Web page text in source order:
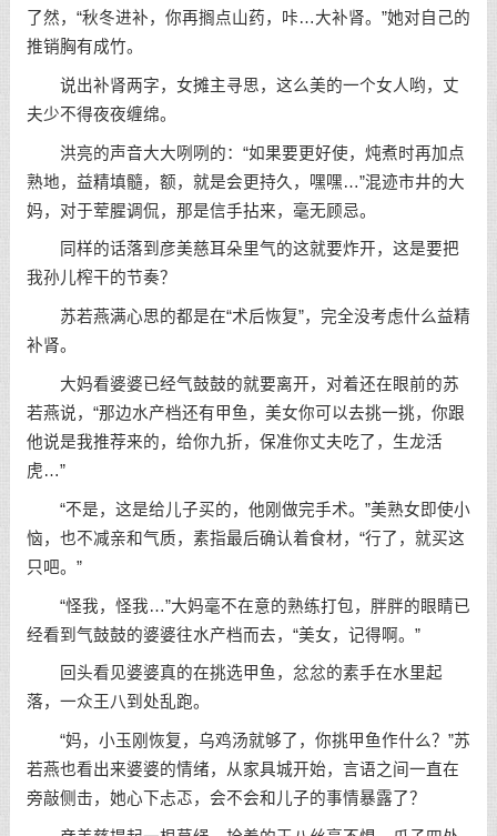
了然，“秋冬进补，你再搁点山药，咔…大补肾。”她对自己的
推销胸有成竹。
说出补肾两字，女摊主寻思，这么美的一个女人哟，丈
夫少不得夜夜缠绵。
洪亮的声音大大咧咧的：“如果要更好使，炖煮时再加点
熟地，益精填髓，额，就是会更持久，嘿嘿…”混迹市井的大
妈，对于荤腥调侃，那是信手拈来，毫无顾忌。
同样的话落到彦美慈耳朵里气的这就要炸开，这是要把
我孙儿榨干的节奏？
苏若燕满心思的都是在“术后恢复”，完全没考虑什么益精
补肾。
大妈看婆婆已经气鼓鼓的就要离开，对着还在眼前的苏
若燕说，“那边水产档还有甲鱼，美女你可以去挑一挑，你跟
他说是我推荐来的，给你九折，保准你丈夫吃了，生龙活
虎…”
“不是，这是给儿子买的，他刚做完手术。”美熟女即使小
恼，也不减亲和气质，素指最后确认着食材，“行了，就买这
只吧。”
“怪我，怪我…”大妈毫不在意的熟练打包，胖胖的眼睛已
经看到气鼓鼓的婆婆往水产档而去，“美女，记得啊。”
回头看见婆婆真的在挑选甲鱼，忿忿的素手在水里起
落，一众王八到处乱跑。
“妈，小玉刚恢复，乌鸡汤就够了，你挑甲鱼作什么？”苏
若燕也看出来婆婆的情绪，从家具城开始，言语之间一直在
旁敲侧击，她心下忐忑，会不会和儿子的事情暴露了？